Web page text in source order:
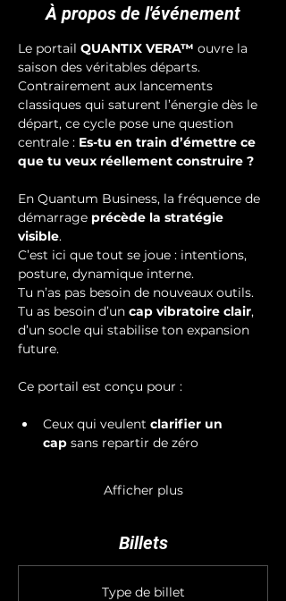
À propos de l'événement
Le portail QUANTIX VERA™ ouvre la
saison des véritables départs.
Contrairement aux lancements
classiques qui saturent l’énergie dès le
départ, ce cycle pose une question
centrale : Es-tu en train d’émettre ce
que tu veux réellement construire ?
En Quantum Business, la fréquence de
démarrage précède la stratégie
visible.
C’est ici que tout se joue : intentions,
posture, dynamique interne.
Tu n’as pas besoin de nouveaux outils.
Tu as besoin d’un cap vibratoire clair,
d’un socle qui stabilise ton expansion
future.
Ce portail est conçu pour :
Ceux qui veulent clarifier un
cap sans repartir de zéro
Afficher plus
Billets
Type de billet